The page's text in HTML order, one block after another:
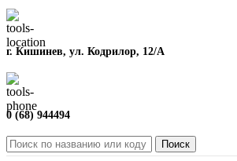
г. Кишинев, ул. Кодрилор, 12/A
0 (68) 944494
Поиск